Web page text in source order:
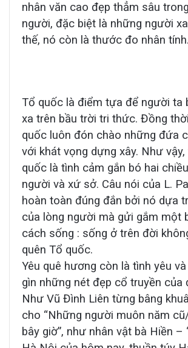
nhân văn cao đẹp thẳm sâu
người, đặc biệt là những người
thế, nó còn là thước đo nhân tính.
Tổ quốc là điểm tựa để người ta
xa trên bầu trời tri thức. Đồng
quốc luôn đón chào những đứa
với khát vọng dựng xây. Như
quốc là tình cảm gắn bó hai
người và xứ sở. Câu nói của L.
hoàn toàn đúng đắn bởi nó dựa
của lòng người mà gửi gắm một
cách sống : sống ở trên đời
quên Tổ quốc.
Yêu quê hương còn là tình yêu
gìn những nét đẹp cổ truyền của
Như Vũ Đình Liên từng bâng
cho “Những người muôn năm
bây giờ”, như nhân vật bà Hiền –